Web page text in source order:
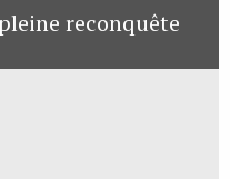
reconquête